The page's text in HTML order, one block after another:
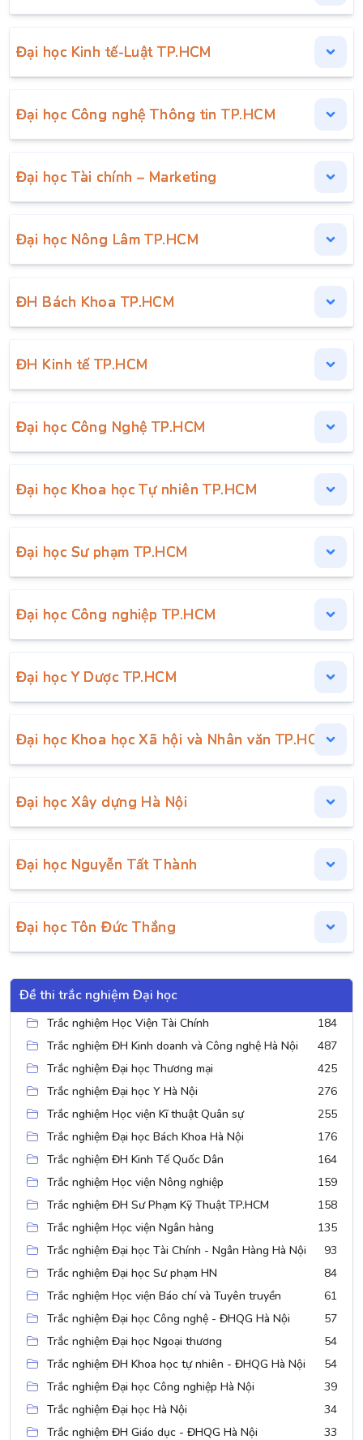
Đại học Kinh tế-Luật TP.HCM
Đại học Công nghệ Thông tin TP.HCM
Đại học Tài chính – Marketing
Đại học Nông Lâm TP.HCM
ĐH Bách Khoa TP.HCM
ĐH Kinh tế TP.HCM
Đại học Công Nghệ TP.HCM
Đại học Khoa học Tự nhiên TP.HCM
Đại học Sư phạm TP.HCM
Đại học Công nghiệp TP.HCM
Đại học Y Dược TP.HCM
Đại học Khoa học Xã hội và Nhân văn TP.HCM
Đại học Xây dựng Hà Nội
Đại học Nguyễn Tất Thành
Đại học Tôn Đức Thắng
Đề thi trắc nghiệm Đại học
Trắc nghiệm Học Viện Tài Chính
184
Trắc nghiệm ĐH Kinh doanh và Công nghệ Hà Nội
487
Trắc nghiệm Đại học Thương mại
425
Trắc nghiệm Đại học Y Hà Nội
276
Trắc nghiệm Học viện Kĩ thuật Quân sự
255
Trắc nghiệm Đại học Bách Khoa Hà Nội
176
Trắc nghiệm ĐH Kinh Tế Quốc Dân
164
Trắc nghiệm Học viện Nông nghiệp
159
Trắc nghiệm ĐH Sư Phạm Kỹ Thuật TP.HCM
158
Trắc nghiệm Học viện Ngân hàng
135
Trắc nghiệm Đại học Tài Chính - Ngân Hàng Hà Nội
93
Trắc nghiệm Đại học Sư phạm HN
84
Trắc nghiệm Học viện Báo chí và Tuyên truyền
61
Trắc nghiệm Đại học Công nghệ - ĐHQG Hà Nội
57
Trắc nghiệm Đại học Ngoại thương
54
Trắc nghiệm ĐH Khoa học tự nhiên - ĐHQG Hà Nội
54
Trắc nghiệm Đại học Công nghiệp Hà Nội
39
Trắc nghiệm Đại học Hà Nội
34
Trắc nghiệm ĐH Giáo dục - ĐHQG Hà Nội
33